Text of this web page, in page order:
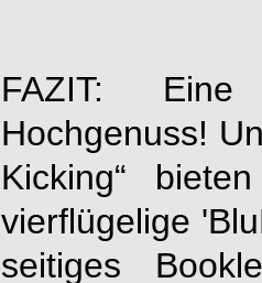
FAZIT: Eine
Hochgenuss!
Kicking“
vierflügelige
seitiges